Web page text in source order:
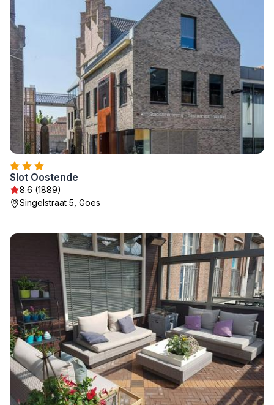
Slot Oostende
8.6 (1889)
Singelstraat 5, Goes